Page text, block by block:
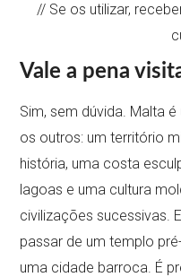
// Se os utilizar,
Vale a pena
Sim, sem dúvida. Malta
os outros: um território
história, uma costa
lagoas e uma cultura
civilizações sucessivas.
passar de um templo
uma cidade barroca. É